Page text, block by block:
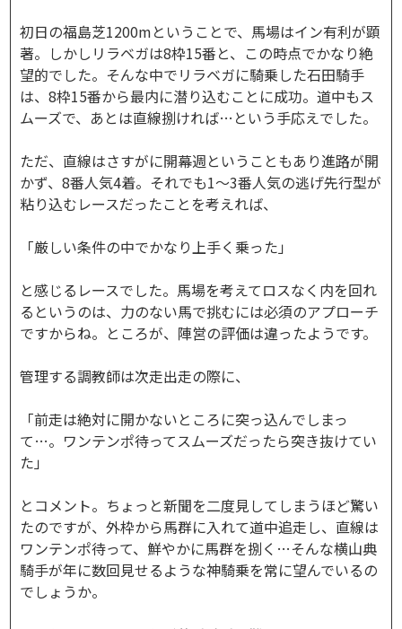
初日の福島芝1200mということで、馬場はイン有利が顕
著。しかしリラベガは8枠15番と、この時点でかなり絶
望的でした。そんな中でリラベガに騎乗した石田騎手
は、8枠15番から最内に潜り込むことに成功。道中もス
ムーズで、あとは直線捌ければ…という手応えでした。
ただ、直線はさすがに開幕週ということもあり進路が開
かず、8番人気4着。それでも1～3番人気の逃げ先行型が
粘り込むレースだったことを考えれば、
「厳しい条件の中でかなり上手く乗った」
と感じるレースでした。馬場を考えてロスなく内を回れ
るというのは、力のない馬で挑むには必須のアプローチ
ですからね。ところが、陣営の評価は違ったようです。
管理する調教師は次走出走の際に、
「前走は絶対に開かないところに突っ込んでしまっ
て…。ワンテンポ待ってスムーズだったら突き抜けてい
た」
とコメント。ちょっと新聞を二度見してしまうほど驚い
たのですが、外枠から馬群に入れて道中追走し、直線は
ワンテンポ待って、鮮やかに馬群を捌く…そんな横山典
騎手が年に数回見せるような神騎乗を常に望んでいるの
でしょうか。